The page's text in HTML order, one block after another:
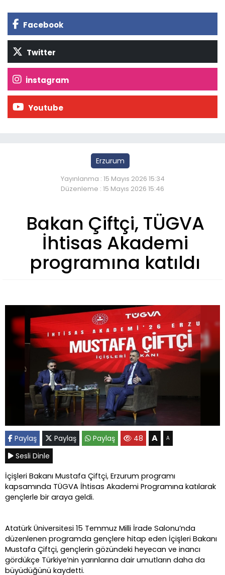
Facebook
Twitter
İnstagram
Youtube
Erzurum
Yayınlanma : 15 Mayıs 2026 15:34
Düzenleme : 15 Mayıs 2026 15:46
Bakan Çiftçi, TÜGVA
İhtisas Akademi
programına katıldı
Paylaş Paylaş Paylaş 48 A A
Sesli Dinle
İçişleri Bakanı Mustafa Çiftçi, Erzurum programı
kapsamında TÜGVA İhtisas Akademi Programına katılarak
gençlerle bir araya geldi.
Atatürk Üniversitesi 15 Temmuz Milli İrade Salonu’nda
düzenlenen programda gençlere hitap eden İçişleri Bakanı
Mustafa Çiftçi, gençlerin gözündeki heyecan ve inancı
gördükçe Türkiye’nin yarınlarına dair umutların daha da
büyüdüğünü kaydetti.